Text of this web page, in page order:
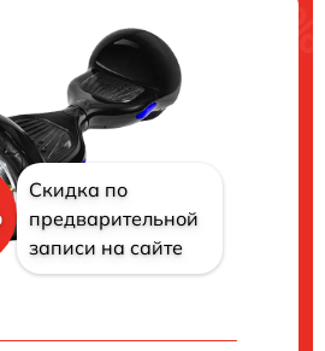
Скидка по
предварительной
записи на сайте